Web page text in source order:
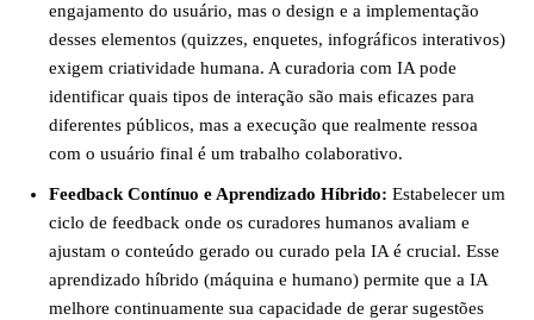
engajamento do usuário, mas o design e a implementação
desses elementos (quizzes, enquetes, infográficos interativos)
exigem criatividade humana. A curadoria com IA pode
identificar quais tipos de interação são mais eficazes para
diferentes públicos, mas a execução que realmente ressoa
com o usuário final é um trabalho colaborativo.
Feedback Contínuo e Aprendizado Híbrido: Estabelecer um
ciclo de feedback onde os curadores humanos avaliam e
ajustam o conteúdo gerado ou curado pela IA é crucial. Esse
aprendizado híbrido (máquina e humano) permite que a IA
melhore continuamente sua capacidade de gerar sugestões